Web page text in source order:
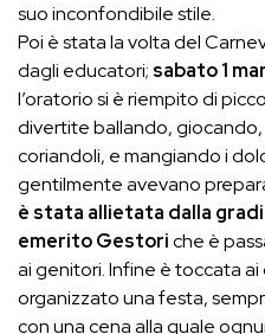
suo inconfondibile stile.
Poi è stata la volta del
dagli educatori; sabato 1
l’oratorio si è riempito di
divertite ballando,
coriandoli, e mangiando i
gentilmente avevano
è stata allietata dalla
emerito Gestoriche è
ai genitori. Infine è toccata ai
organizzato una festa,
con una cena alla quale